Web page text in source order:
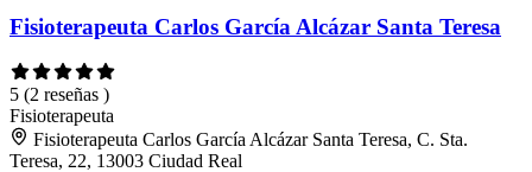
Fisioterapeuta Carlos García Alcázar Santa Teresa
5 (2 reseñas )
Fisioterapeuta
Fisioterapeuta Carlos García Alcázar Santa Teresa, C. Sta.
Teresa, 22, 13003 Ciudad Real